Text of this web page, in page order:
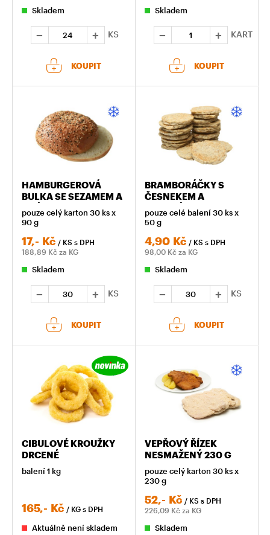
Skladem
KS
KOUPIT
Skladem
KART
KOUPIT
HAMBURGEROVÁ
BULKA SE SEZAMEM A
KMÍNEM
pouze celý karton 30 ks x
90 g
17,- Kč / KS s DPH
188,89 Kč za KG
Skladem
KS
KOUPIT
BRAMBORÁČKY S
ČESNEKEM A
MAJORÁNKOU
pouze celé balení 30 ks x
50 g
4,90 Kč / KS s DPH
98,00 Kč za KG
Skladem
KS
KOUPIT
CIBULOVÉ KROUŽKY
DRCENÉ
balení 1 kg
165,- Kč / KG s DPH
Aktuálně není skladem
VEPŘOVÝ ŘÍZEK
NESMAŽENÝ 230 G
pouze celý karton 30 ks x
230 g
52,- Kč / KS s DPH
226,09 Kč za KG
Skladem